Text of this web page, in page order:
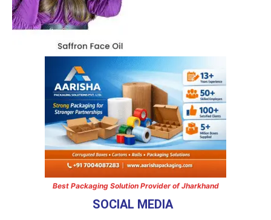
Best Packaging Solution Provider of Jharkhand
SOCIAL MEDIA